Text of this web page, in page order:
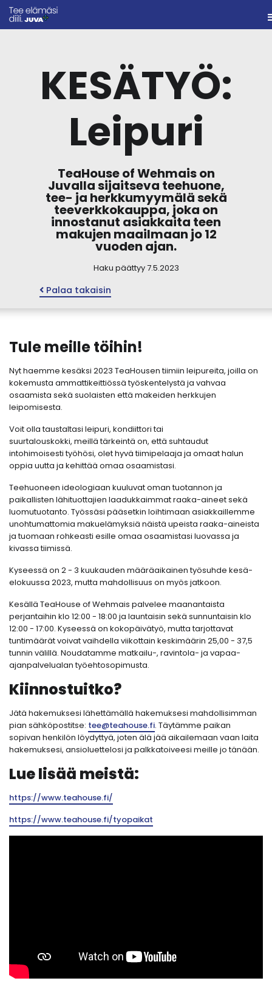
KESÄTYÖ:
Leipuri
TeaHouse of Wehmais on
Juvalla sijaitseva teehuone,
tee- ja herkkumyymälä sekä
teeverkkokauppa, joka on
innostanut asiakkaita teen
makujen maailmaan jo 12
vuoden ajan.
Haku päättyy 7.5.2023
Palaa takaisin
Tule meille töihin!
Nyt haemme kesäksi 2023 TeaHousen tiimiin leipureita, joilla on
kokemusta ammattikeittiössä työskentelystä ja vahvaa
osaamista sekä suolaisten että ​makeiden herkkujen
leipomisesta.
Voit olla taustaltasi leipuri, kondiittori tai
suurtalouskokki, meillä tärkeintä on, että suhtaudut
intohimoisesti työhösi, olet hyvä tiimipelaaja ja omaat halun
oppia uutta ja kehittää omaa osaamistasi.
Teehuoneen ideologiaan kuuluvat oman tuotannon ja
paikallisten lähituottajien laadukkaimmat raaka-aineet sekä
luomutuotanto. Työssäsi pääsetkin loihtimaan asiakkaillemme
unohtumattomia makuelämyksiä näistä upeista raaka-aineista
ja tuomaan rohkeasti esille omaa osaamistasi luovassa ja
kivassa tiimissä.
Kyseessä on 2 - 3 kuukauden määräaikainen työsuhde kesä-
elokuussa 2023, mutta mahdollisuus on myös jatkoon.
Kesällä TeaHouse of Wehmais palvelee maanantaista
perjantaihin klo 12:00 - 18:00 ja launtaisin sekä sunnuntaisin klo
12:00 - 17:00. Kyseessä on kokopäivätyö, mutta tarjottavat
tuntimäärät voivat vaihdella viikottain keskimäärin 25,00 - 37,5
tunnin välillä. Noudatamme matkailu-, ravintola- ja vapaa-
ajanpalvelualan työehtosopimusta.
Kiinnostuitko?
Jätä hakemuksesi lähettämällä hakemuksesi mahdollisimman
pian sähköpostitse: tee@teahouse.fi. Täytämme paikan
sopivan henkilön löydyttyä, joten älä jää aikailemaan vaan laita
hakemuksesi, ansioluettelosi ja palkkatoiveesi meille jo tänään.
Lue lisää meistä:
https://www.teahouse.fi/
https://www.teahouse.fi/tyopaikat